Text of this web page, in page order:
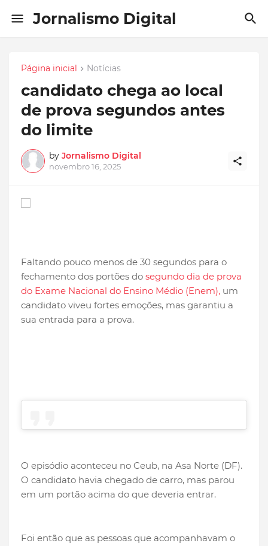
Jornalismo Digital
Página inicial Notícias
candidato chega ao local
de prova segundos antes
do limite
by Jornalismo Digital
novembro 16, 2025
Faltando pouco menos de 30 segundos para o
fechamento dos portões do segundo dia de prova
do Exame Nacional do Ensino Médio (Enem), um
candidato viveu fortes emoções, mas garantiu a
sua entrada para a prova.
O episódio aconteceu no Ceub, na Asa Norte (DF).
O candidato havia chegado de carro, mas parou
em um portão acima do que deveria entrar.
Foi então que as pessoas que acompanhavam o